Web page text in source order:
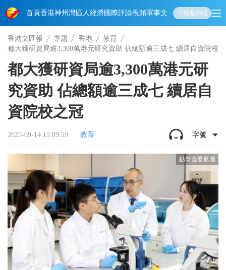
首頁香港神州 灣區人經濟國際評論視頻軍事文化 娛樂生活教育體
下載客戶端
香港文匯報 專題 香港
教育
都大獲研資局逾3,300萬港元研究資助 佔總額逾三成七 續居自資院校
都大獲研資局逾3,300萬港元研
究資助 佔總額逾三成七 續居自
資院校之冠
2025-09-14 15:09:59 教育 字號